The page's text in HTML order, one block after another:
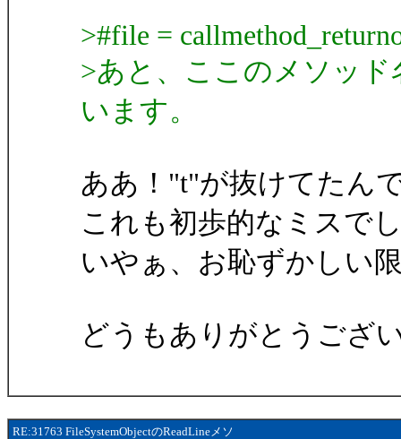
>#file =
>あと、ここのメソッド
います。
ああ！"t"が抜けてたん
これも初歩的なミスで
いやぁ、お恥ずかしい
どうもありがとうござ
RE:31763 FileSystemObjectのReadLineメソ